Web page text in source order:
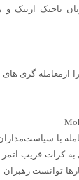
تاجیک ازبیک
ازمعامله گری
با
کرات فریب اتمر
توانست